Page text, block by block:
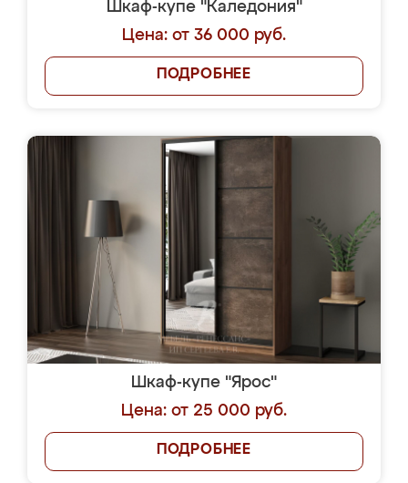
Шкаф-купе "Каледония"
Цена: от 36 000 руб.
ПОДРОБНЕЕ
Шкаф-купе "Ярос"
Цена: от 25 000 руб.
ПОДРОБНЕЕ